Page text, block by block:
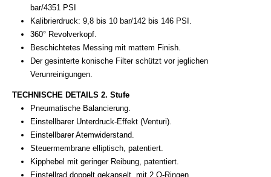
bar/4351 PSI
Kalibrierdruck: 9,8 bis 10 bar/142 bis 146 PSI.
360° Revolverkopf.
Beschichtetes Messing mit mattem Finish.
Der gesinterte konische Filter schützt vor jeglichen
Verunreinigungen.
TECHNISCHE DETAILS 2. Stufe
Pneumatische Balancierung.
Einstellbarer Unterdruck-Effekt (Venturi).
Einstellbarer Atemwiderstand.
Steuermembrane elliptisch, patentiert.
Kipphebel mit geringer Reibung, patentiert.
Einstellrad doppelt gekapselt, mit 2 O-Ringen.